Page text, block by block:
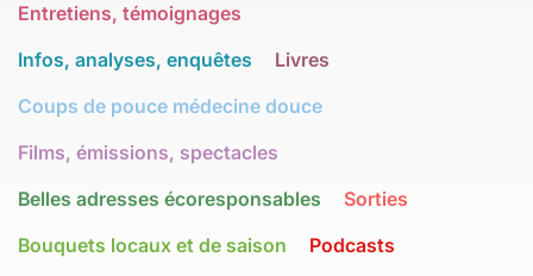
Entretiens, témoignages
Infos, analyses, enquêtes
Livres
Coups de pouce médecine douce
Films, émissions, spectacles
Belles adresses écoresponsables
Sorties
Bouquets locaux et de saison
Podcasts